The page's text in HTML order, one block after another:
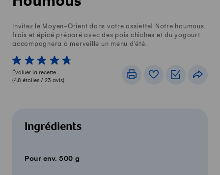
Invitez le Moyen-Orient dans votre assiette! Notre houmous
frais et épicé préparé avec des pois chiches et du yogourt
accompagnera à merveille un menu d'été.
1 von 5 étoiles
2 von 5 étoiles
3 von 5 étoiles
4 von 5 étoiles
5 von 5 étoiles
Évaluer la recette
(4.8 étoiles / 23 avis)
ImprimerLivre de recettes
Listes de
Ingrédients
Pour env. 500 g